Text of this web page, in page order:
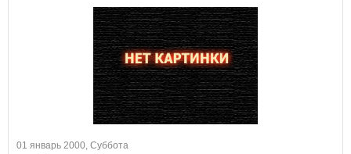
01 январь 2000, Суббота